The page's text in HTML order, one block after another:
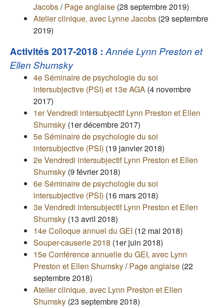
Jacobs/Page anglaise (28 septembre 2019)
Atelier clinique, avec Lynne Jacobs (29 septembre
2019)
Activités 2017-2018 :Année Lynn Preston et
Ellen Shumsky
4e Séminaire de psychologie du soi
intersubjective (PSI) et 13e AGA (4 novembre
2017)
1er Vendredi intersubjectif Lynn Preston et Ellen
Shumsky (1er décembre 2017)
5e Séminaire de psychologie du soi
intersubjective (PSI) (19 janvier 2018)
2e Vendredi intersubjectif Lynn Preston et Ellen
Shumsky (9 février 2018)
6e Séminaire de psychologie du soi
intersubjective (PSI) (16 mars 2018)
3e Vendredi intersubjectif Lynn Preston et Ellen
Shumsky (13 avril 2018)
14e Colloque annuel du GEI (12 mai 2018)
Souper-causerie 2018 (1er juin 2018)
15e Conférence annuelle du GEI, avec Lynn
Preston et Ellen Shumsky/Page anglaise (22
septembre 2018)
Atelier clinique, avec Lynn Preston et Ellen
Shumsky (23 septembre 2018)